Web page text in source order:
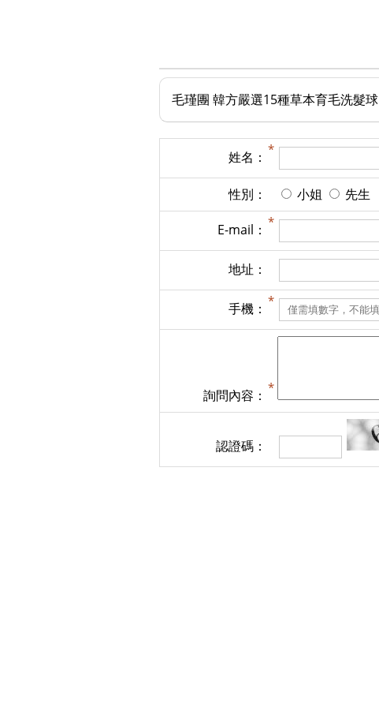
毛瑾團 韓方嚴選15種草本育毛洗髮球
姓名：
性別： 小姐 先生
E-mail：
地址：
手機：
詢問內容：
認證碼：